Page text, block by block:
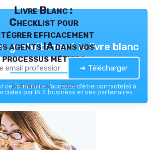
Livre Blanc :
Checklist pour
efficacement
agents IA dans vos
processus métiers
IA 4 business — 2026
gratuitement le livre blanc
➔ Télécharger
ce formulaire, j’accepte d’être contacté(e) à
par IA 4 business et ses partenaires.